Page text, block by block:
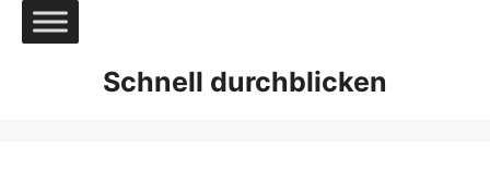
Zum
Inhalt
Schnell durchblicken